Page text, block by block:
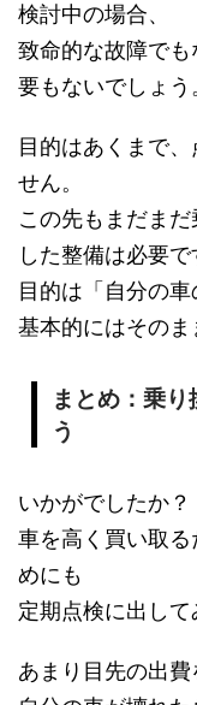
検討中の場合、
致命的な故障で
要もないでしょう
目的はあくまで
せん。
この先もまだま
した整備は必要で
目的は「自分の車
基本的にはそのま
まとめ：乗
う
いかがでしたか？
車を高く買い取
めにも
定期点検に出して
あまり目先の出費